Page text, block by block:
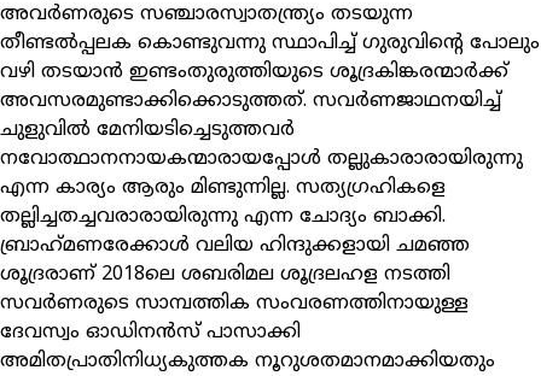
അവര്‍ണരുടെ സഞ്ചാരസ്വാതന്ത്ര്യം തടയുന്ന
തീണ്ടല്‍പ്പലക കൊണ്ടുവന്നു സ്ഥാപിച്ച് ഗുരുവിന്റെ പോലും
വഴി തടയാന്‍ ഇണ്ടംതുരുത്തിയുടെ ശൂദ്രകിങ്കരന്മാര്‍ക്ക്
അവസരമുണ്ടാക്കിക്കൊടുത്തത്. സവര്‍ണജാഥനയിച്ച്
ചുളുവില്‍ മേനിയടിച്ചെടുത്തവര്‍
നവോത്ഥാനനായകന്മാരായപ്പോള്‍ തല്ലുകാരാരായിരുന്നു
എന്ന കാര്യം ആരും മിണ്ടുന്നില്ല. സത്യഗ്രഹികളെ
തല്ലിച്ചതച്ചവരാരായിരുന്നു എന്ന ചോദ്യം ബാക്കി.
ബ്രാഹ്‌മണരേക്കാള്‍ വലിയ ഹിന്ദുക്കളായി ചമഞ്ഞ
ശൂദ്രരാണ് 2018ലെ ശബരിമല ശൂദ്രലഹള നടത്തി
സവര്‍ണരുടെ സാമ്പത്തിക സംവരണത്തിനായുള്ള
ദേവസ്വം ഓഡിനന്‍സ് പാസാക്കി
അമിതപ്രാതിനിധ്യകുത്തക നൂറുശതമാനമാക്കിയതും